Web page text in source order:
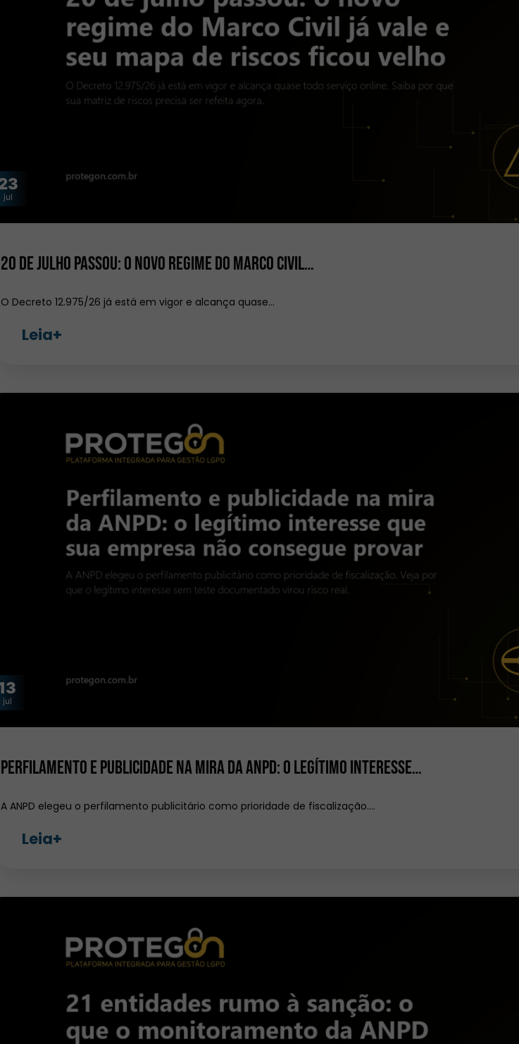
jul
20 de julho passou: o novo regime do Marco Civil…
O Decreto 12.975/26 já está em vigor e alcança quase…
Leia+
jul
Perfilamento e publicidade na mira da ANPD: o legítimo interesse…
A ANPD elegeu o perfilamento publicitário como prioridade de fiscalização.…
Leia+